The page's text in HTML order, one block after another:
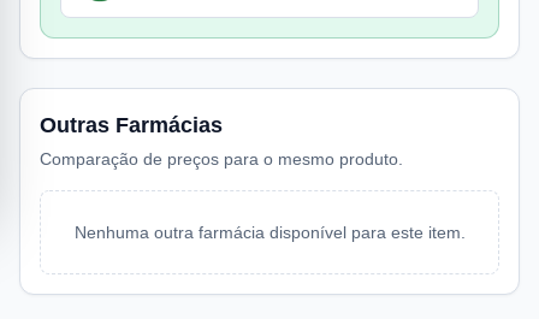
Outras Farmácias
Comparação de preços para o mesmo produto.
Nenhuma outra farmácia disponível para este item.